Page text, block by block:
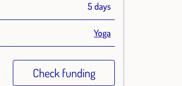
5 days
Yoga
Check funding